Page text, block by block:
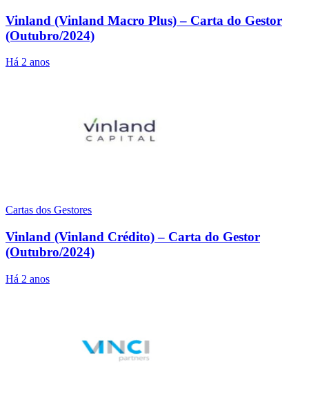
Vinland (Vinland Macro Plus) – Carta do Gestor
(Outubro/2024)
Há 2 anos
Cartas dos Gestores
Vinland (Vinland Crédito) – Carta do Gestor
(Outubro/2024)
Há 2 anos